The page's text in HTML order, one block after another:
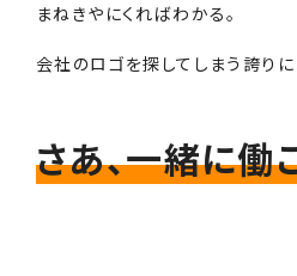
まねきやにくればわかる。
会社のロゴを探してしまう誇り
さあ、一緒に働